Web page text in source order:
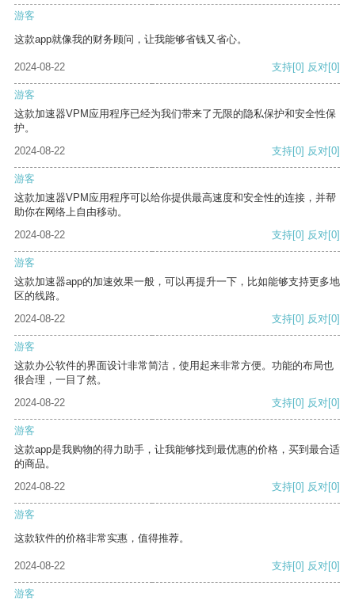
游客
这款app就像我的财务顾问，让我能够省钱又省心。
2024-08-22 支持[0] 反对[0]
游客
这款加速器VPM应用程序已经为我们带来了无限的隐私保护和安全性保
护。
2024-08-22
支持[0] 反对[0]
游客
这款加速器VPM应用程序可以给你提供最高速度和安全性的连接，并帮
助你在网络上自由移动。
2024-08-22
支持[0] 反对[0]
游客
这款加速器app的加速效果一般，可以再提升一下，比如能够支持更多地
区的线路。
2024-08-22
支持[0] 反对[0]
游客
这款办公软件的界面设计非常简洁，使用起来非常方便。功能的布局也
很合理，一目了然。
2024-08-22
支持[0] 反对[0]
游客
这款app是我购物的得力助手，让我能够找到最优惠的价格，买到最合适
的商品。
2024-08-22
支持[0] 反对[0]
游客
这款软件的价格非常实惠，值得推荐。
2024-08-22 支持[0] 反对[0]
游客